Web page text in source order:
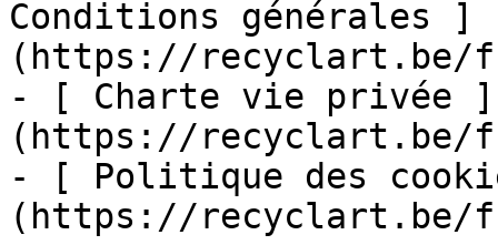
Conditions générales ]
(https://recyclart.be/
- [ Charte vie privée ]
(https://recyclart.be/
- [ Politique des